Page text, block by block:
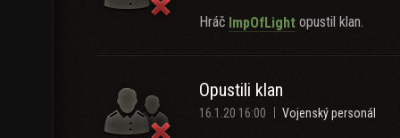
Hráč ImpOfLight opustil klan.
Opustili klan
16.1.20 16:00 Vojenský personál